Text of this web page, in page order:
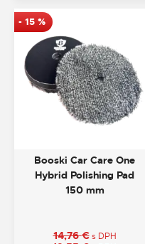
- 15 %
Booski Car Care One
Hybrid Polishing Pad
150 mm
14,76€ s DPH